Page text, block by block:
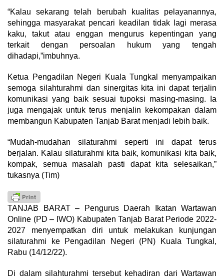
“Kalau sekarang telah berubah kualitas pelayanannya,
sehingga masyarakat pencari keadilan tidak lagi merasa
kaku, takut atau enggan mengurus kepentingan yang
terkait dengan persoalan hukum yang tengah
dihadapi,”imbuhnya.
Ketua Pengadilan Negeri Kuala Tungkal menyampaikan
semoga silahturahmi dan sinergitas kita ini dapat terjalin
komunikasi yang baik sesuai tupoksi masing-masing. Ia
juga mengajak untuk terus menjalin kekompakan dalam
membangun Kabupaten Tanjab Barat menjadi lebih baik.
“Mudah-mudahan silaturahmi seperti ini dapat terus
berjalan. Kalau silaturahmi kita baik, komunikasi kita baik,
kompak, semua masalah pasti dapat kita selesaikan,”
tukasnya (Tim)
TANJAB BARAT – Pengurus Daerah Ikatan Wartawan
Online (PD – IWO) Kabupaten Tanjab Barat Periode 2022-
2027 menyempatkan diri untuk melakukan kunjungan
silaturahmi ke Pengadilan Negeri (PN) Kuala Tungkal,
Rabu (14/12/22).
Di dalam silahturahmi tersebut kehadiran dari Wartawan